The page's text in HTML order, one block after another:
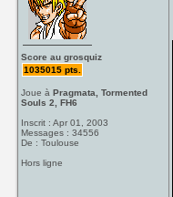
Score au grosquiz
1035015 pts.
Joue àPragmata, Tormented
Souls 2, FH6
Inscrit : Apr 01, 2003
Messages : 34556
De : Toulouse
Hors ligne